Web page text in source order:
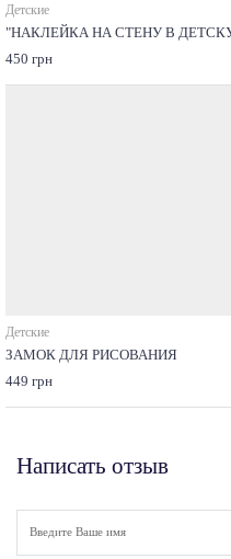
Детские
"НАКЛЕЙКА НА СТЕНУ В
450 грн
Детские
ЗАМОК ДЛЯ РИСОВАНИЯ
449 грн
Написать отзыв